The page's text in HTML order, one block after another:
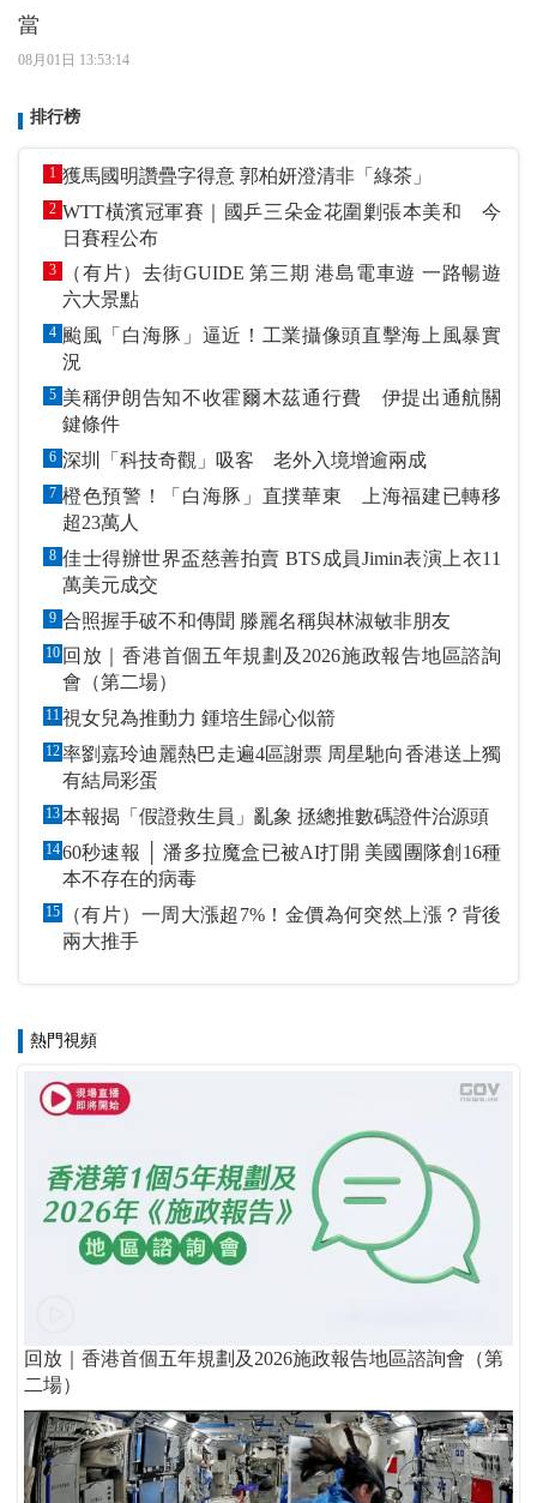
當
08月01日 13:53:14
排行榜
1 獲馬國明讚疊字得意 郭柏妍澄清非「綠茶」
2 WTT橫濱冠軍賽｜國乒三朵金花圍剿張本美和 今
日賽程公布
3
（有片）去街GUIDE 第三期 港島電車遊 一路暢遊
六大景點
4 颱風「白海豚」逼近！工業攝像頭直擊海上風暴實
況
5 美稱伊朗告知不收霍爾木茲通行費 伊提出通航關
鍵條件
6 深圳「科技奇觀」吸客 老外入境增逾兩成
7 橙色預警！「白海豚」直撲華東 上海福建已轉移
超23萬人
8 佳士得辦世界盃慈善拍賣 BTS成員Jimin表演上衣11
萬美元成交
9 合照握手破不和傳聞 滕麗名稱與林淑敏非朋友
10 回放｜香港首個五年規劃及2026施政報告地區諮詢
會（第二場）
11 視女兒為推動力 鍾培生歸心似箭
12率劉嘉玲迪麗熱巴走遍4區謝票 周星馳向香港送上獨
有結局彩蛋
13 本報揭「假證救生員」亂象 拯總推數碼證件治源頭
1460秒速報 │ 潘多拉魔盒已被AI打開 美國團隊創16種
本不存在的病毒
15
（有片）一周大漲超7%！金價為何突然上漲？背後
兩大推手
熱門視頻
回放｜香港首個五年規劃及2026施政報告地區諮詢會（第
二場）